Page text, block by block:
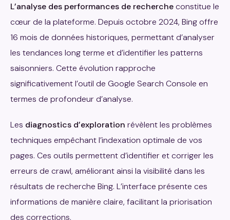
L’analyse des performances de rechercheconstitue le
cœur de la plateforme. Depuis octobre 2024, Bing offre
16 mois de données historiques, permettant d’analyser
les tendances long terme et d’identifier les patterns
saisonniers. Cette évolution rapproche
significativement l’outil de Google Search Console en
termes de profondeur d’analyse.
Les diagnostics d’exploration révèlent les problèmes
techniques empêchant l’indexation optimale de vos
pages. Ces outils permettent d’identifier et corriger les
erreurs de crawl, améliorant ainsi la visibilité dans les
résultats de recherche Bing. L’interface présente ces
informations de manière claire, facilitant la priorisation
des corrections.